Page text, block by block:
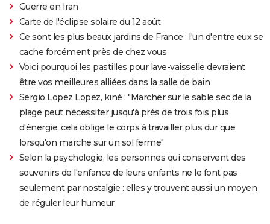
Guerre en Iran
Carte de l'éclipse solaire du 12 août
Ce sont les plus beaux jardins de France : l'un d'entre eux se
cache forcément près de chez vous
Voici pourquoi les pastilles pour lave-vaisselle devraient
être vos meilleures alliées dans la salle de bain
Sergio Lopez Lopez, kiné : "Marcher sur le sable sec de la
plage peut nécessiter jusqu'à près de trois fois plus
d'énergie, cela oblige le corps à travailler plus dur que
lorsqu'on marche sur un sol ferme"
Selon la psychologie, les personnes qui conservent des
souvenirs de l'enfance de leurs enfants ne le font pas
seulement par nostalgie : elles y trouvent aussi un moyen
de réguler leur humeur